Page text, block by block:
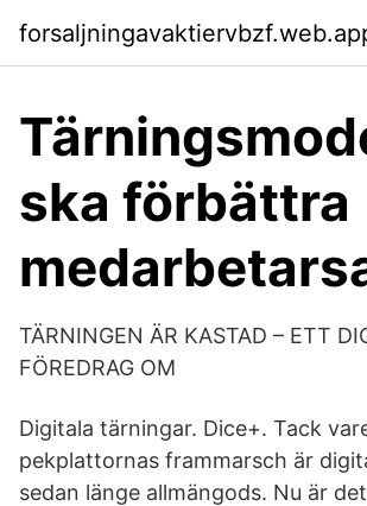
ska förbättra
TÄRNINGEN ÄR KASTAD – ETT
FÖREDRAG OM
Digitala tärningar. Dice+. Tack
pekplattornas frammarsch är
sedan länge allmängods. Nu är